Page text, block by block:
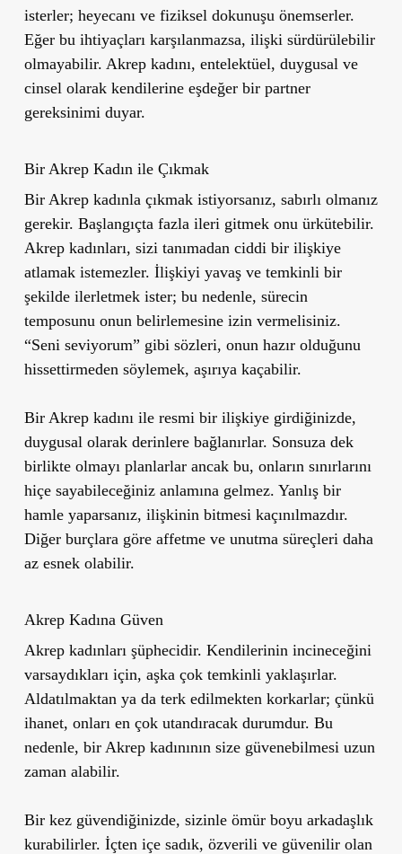
isterler; heyecanı ve fiziksel dokunuşu önemserler.
Eğer bu ihtiyaçları karşılanmazsa, ilişki sürdürülebilir
olmayabilir. Akrep kadını, entelektüel, duygusal ve
cinsel olarak kendilerine eşdeğer bir partner
gereksinimi duyar.
Bir Akrep Kadın ile Çıkmak
Bir Akrep kadınla çıkmak istiyorsanız, sabırlı olmanız
gerekir. Başlangıçta fazla ileri gitmek onu ürkütebilir.
Akrep kadınları, sizi tanımadan ciddi bir ilişkiye
atlamak istemezler. İlişkiyi yavaş ve temkinli bir
şekilde ilerletmek ister; bu nedenle, sürecin
temposunu onun belirlemesine izin vermelisiniz.
“Seni seviyorum” gibi sözleri, onun hazır olduğunu
hissettirmeden söylemek, aşırıya kaçabilir.
Bir Akrep kadını ile resmi bir ilişkiye girdiğinizde,
duygusal olarak derinlere bağlanırlar. Sonsuza dek
birlikte olmayı planlarlar ancak bu, onların sınırlarını
hiçe sayabileceğiniz anlamına gelmez. Yanlış bir
hamle yaparsanız, ilişkinin bitmesi kaçınılmazdır.
Diğer burçlara göre affetme ve unutma süreçleri daha
az esnek olabilir.
Akrep Kadına Güven
Akrep kadınları şüphecidir. Kendilerinin incineceğini
varsaydıkları için, aşka çok temkinli yaklaşırlar.
Aldatılmaktan ya da terk edilmekten korkarlar; çünkü
ihanet, onları en çok utandıracak durumdur. Bu
nedenle, bir Akrep kadınının size güvenebilmesi uzun
zaman alabilir.
Bir kez güvendiğinizde, sizinle ömür boyu arkadaşlık
kurabilirler. İçten içe sadık, özverili ve güvenilir olan